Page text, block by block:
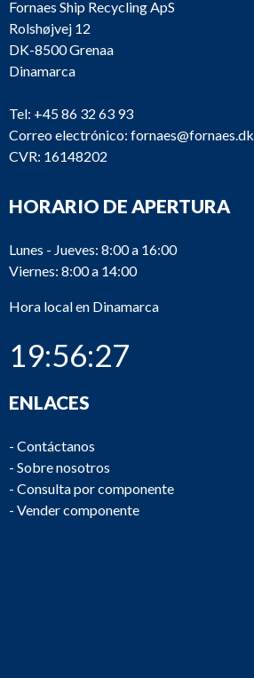
Fornaes Ship Recycling ApS
Rolshøjvej 12
DK-8500 Grenaa
Dinamarca
Tel: +45 86 32 63 93
Correo electrónico: fornaes@fornaes.dk
CVR: 16148202
HORARIO DE APERTURA
Lunes - Jueves: 8:00 a 16:00
Viernes: 8:00 a 14:00
Hora local en Dinamarca
19:56:27
ENLACES
- Contáctanos
- Sobre nosotros
- Consulta por componente
- Vender componente